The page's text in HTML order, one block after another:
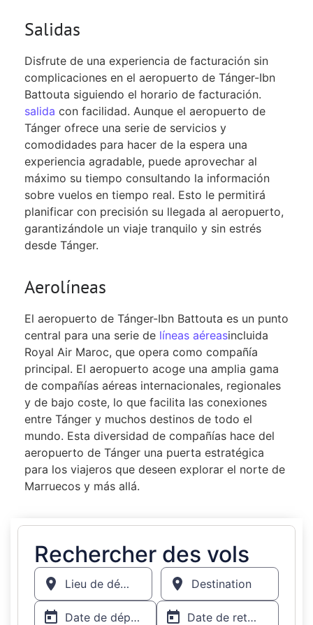
Salidas
Disfrute de una experiencia de facturación sin
complicaciones en el aeropuerto de Tánger-Ibn
Battouta siguiendo el horario de facturación.
salida con facilidad. Aunque el aeropuerto de
Tánger ofrece una serie de servicios y
comodidades para hacer de la espera una
experiencia agradable, puede aprovechar al
máximo su tiempo consultando la información
sobre vuelos en tiempo real. Esto le permitirá
planificar con precisión su llegada al aeropuerto,
garantizándole un viaje tranquilo y sin estrés
desde Tánger.
Aerolíneas
El aeropuerto de Tánger-Ibn Battouta es un punto
central para una serie de líneas aéreasincluida
Royal Air Maroc, que opera como compañía
principal. El aeropuerto acoge una amplia gama
de compañías aéreas internacionales, regionales
y de bajo coste, lo que facilita las conexiones
entre Tánger y muchos destinos de todo el
mundo. Esta diversidad de compañías hace del
aeropuerto de Tánger una puerta estratégica
para los viajeros que deseen explorar el norte de
Marruecos y más allá.